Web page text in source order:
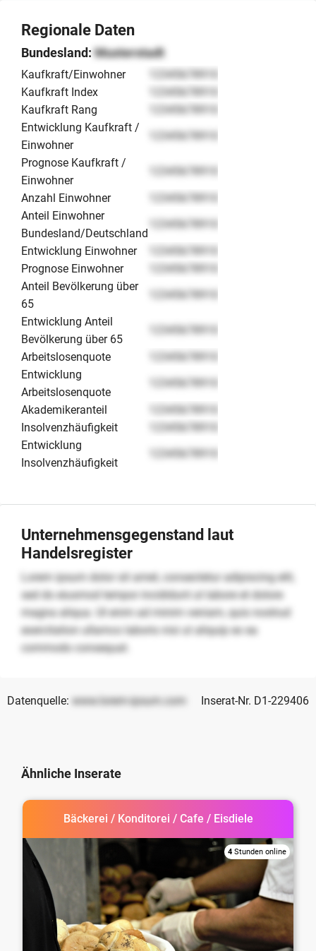
Regionale Daten
Bundesland: Musterstadt
Kaufkraft/Einwohner
12345678910
Kaufkraft Index
12345678910
Kaufkraft Rang
12345678910
Entwicklung Kaufkraft /
Einwohner
12345678910
Prognose Kaufkraft /
Einwohner
12345678910
Anzahl Einwohner
12345678910
Anteil Einwohner
Bundesland/Deutschland
12345678910
Entwicklung Einwohner
12345678910
Prognose Einwohner
12345678910
Anteil Bevölkerung über
65
12345678910
Entwicklung Anteil
Bevölkerung über 65
12345678910
Arbeitslosenquote
12345678910
Entwicklung
Arbeitslosenquote
12345678910
Akademikeranteil
12345678910
Insolvenzhäufigkeit
12345678910
Entwicklung
Insolvenzhäufigkeit
12345678910
Unternehmensgegenstand laut
Handelsregister
Lorem ipsum dolor sit amet, consectetur adipiscing elit,
sed do eiusmod tempor incididunt ut labore et dolore
magna aliqua. Ut enim ad minim veniam, quis nostrud
exercitation ullamco laboris nisi ut aliquip ex ea
commodo consequat.
Datenquelle: www.lorem-ipsum.com Inserat-Nr. D1-229406
Ähnliche Inserate
Bäckerei / Konditorei / Cafe / Eisdiele
4 Stunden online